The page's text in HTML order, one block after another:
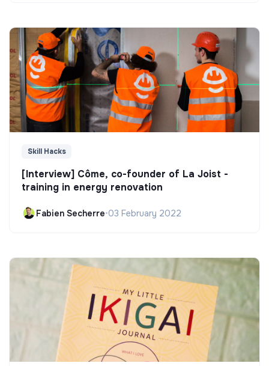
Skill Hacks
[Interview] Côme, co-founder of La Joist -
training in energy renovation
Fabien Secherre•03 February 2022